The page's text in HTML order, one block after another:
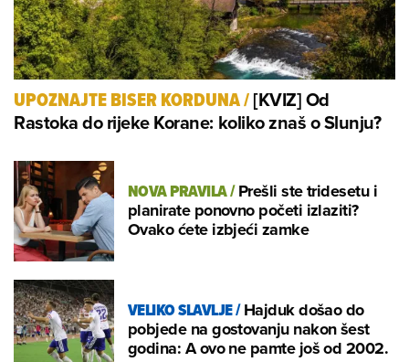
UPOZNAJTE BISER KORDUNA/[KVIZ] Od
Rastoka do rijeke Korane: koliko znaš o Slunju?
NOVA PRAVILA/Prešli ste tridesetu i
planirate ponovno početi izlaziti?
Ovako ćete izbjeći zamke
VELIKO SLAVLJE/Hajduk došao do
pobjede na gostovanju nakon šest
godina: A ovo ne pamte još od 2002.